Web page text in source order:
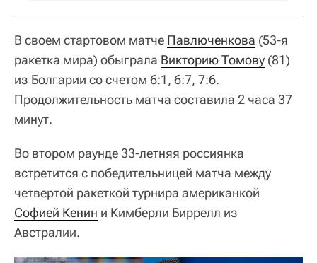
В своем стартовом матче Павлюченкова (53-я
ракетка мира) обыграла Викторию Томову (81)
из Болгарии со счетом 6:1, 6:7, 7:6.
Продолжительность матча составила 2 часа 37
минут.
Во втором раунде 33-летняя россиянка
встретится с победительницей матча между
четвертой ракеткой турнира американкой
Софией Кенин и Кимберли Биррелл из
Австралии.